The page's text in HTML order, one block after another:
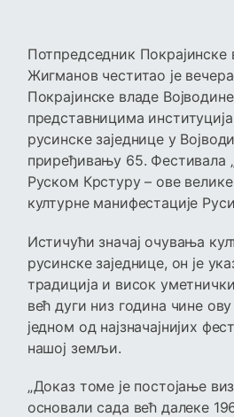
Потпредседник Покрајинске
Жигманов честитао је
Покрајинске владе
представницима
русинске заједнице у
приређивању 65. Фестивала
Руском Крстуру – ове велике
културне манифестације
Истичући значај очувања
русинске заједнице, он је
традиција и висок
већ дуги низ година чине
једном од најзначајнијих
нашој земљи.
„Доказ томе је постојање
основали сада већ далеке